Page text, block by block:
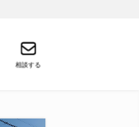
相談する